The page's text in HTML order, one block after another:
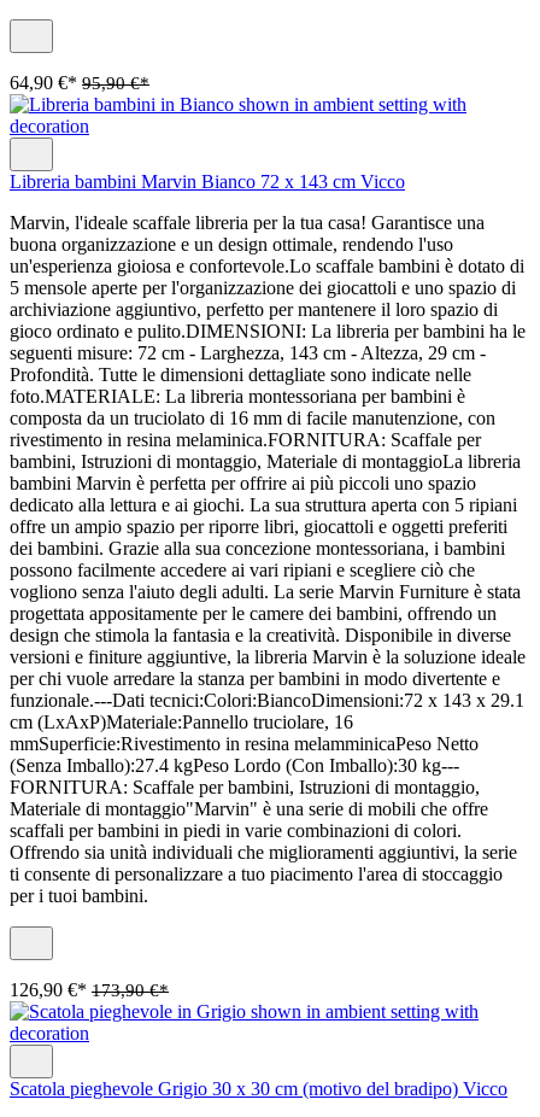
64,90 €* 95,90 €*
Libreria bambini Marvin Bianco 72 x 143 cm Vicco
Marvin, l'ideale scaffale libreria per la tua casa! Garantisce una
buona organizzazione e un design ottimale, rendendo l'uso
un'esperienza gioiosa e confortevole.Lo scaffale bambini è dotato di
5 mensole aperte per l'organizzazione dei giocattoli e uno spazio di
archiviazione aggiuntivo, perfetto per mantenere il loro spazio di
gioco ordinato e pulito.DIMENSIONI: La libreria per bambini ha le
seguenti misure: 72 cm - Larghezza, 143 cm - Altezza, 29 cm -
Profondità. Tutte le dimensioni dettagliate sono indicate nelle
foto.MATERIALE: La libreria montessoriana per bambini è
composta da un truciolato di 16 mm di facile manutenzione, con
rivestimento in resina melaminica.FORNITURA: Scaffale per
bambini, Istruzioni di montaggio, Materiale di montaggioLa libreria
bambini Marvin è perfetta per offrire ai più piccoli uno spazio
dedicato alla lettura e ai giochi. La sua struttura aperta con 5 ripiani
offre un ampio spazio per riporre libri, giocattoli e oggetti preferiti
dei bambini. Grazie alla sua concezione montessoriana, i bambini
possono facilmente accedere ai vari ripiani e scegliere ciò che
vogliono senza l'aiuto degli adulti. La serie Marvin Furniture è stata
progettata appositamente per le camere dei bambini, offrendo un
design che stimola la fantasia e la creatività. Disponibile in diverse
versioni e finiture aggiuntive, la libreria Marvin è la soluzione ideale
per chi vuole arredare la stanza per bambini in modo divertente e
funzionale.---Dati tecnici:Colori:BiancoDimensioni:72 x 143 x 29.1
cm (LxAxP)Materiale:Pannello truciolare, 16
mmSuperficie:Rivestimento in resina melamminicaPeso Netto
(Senza Imballo):27.4 kgPeso Lordo (Con Imballo):30 kg---
FORNITURA: Scaffale per bambini, Istruzioni di montaggio,
Materiale di montaggio"Marvin" è una serie di mobili che offre
scaffali per bambini in piedi in varie combinazioni di colori.
Offrendo sia unità individuali che miglioramenti aggiuntivi, la serie
ti consente di personalizzare a tuo piacimento l'area di stoccaggio
per i tuoi bambini.
126,90 €* 173,90 €*
Scatola pieghevole Grigio 30 x 30 cm (motivo del bradipo) Vicco